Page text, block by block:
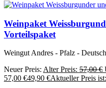
Weinpaket
Vorteilspaket
Weingut Andres - Pfalz -
Neuer Preis: Alter Preis: 57,00€
57,00 €49,90 €Aktueller Preis